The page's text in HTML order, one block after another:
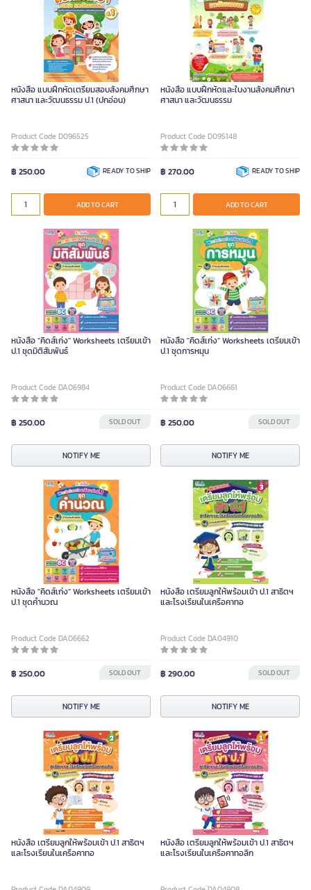
หนังสือ แบบฝึกหัดเตรียมสอบสังคมศึกษา
ศาสนา และวัฒนธรรม ป.1 (ปกอ่อน)
Product Code D096525
฿ 250.00 READY TO SHIP
ADD TO CART
หนังสือ แบบฝึกหัดและใบงานสังคมศึกษา
ศาสนา และวัฒนธรรม
Product Code D095148
฿ 270.00 READY TO SHIP
ADD TO CART
หนังสือ "คิดส์เก่ง" Worksheets เตรียมเข้า
ป.1 ชุดมิติสัมพันธ์
Product Code DA06984
฿ 250.00 SOLD OUT
NOTIFY ME
หนังสือ "คิดส์เก่ง" Worksheets เตรียมเข้า
ป.1 ชุดการหมุน
Product Code DA06661
฿ 250.00 SOLD OUT
NOTIFY ME
หนังสือ "คิดส์เก่ง" Worksheets เตรียมเข้า
ป.1 ชุดคำนวณ
Product Code DA06662
฿ 250.00 SOLD OUT
NOTIFY ME
หนังสือ เตรียมลูกให้พร้อมเข้า ป.1 สาธิตฯ
และโรงเรียนในเครือคาทอ
Product Code DA04910
฿ 290.00 SOLD OUT
NOTIFY ME
หนังสือ เตรียมลูกให้พร้อมเข้า ป.1 สาธิตฯ
และโรงเรียนในเครือคาทอ
หนังสือ เตรียมลูกให้พร้อมเข้า ป.1 สาธิตฯ
และโรงเรียนในเครือคาทอลิก